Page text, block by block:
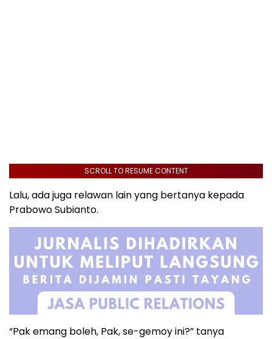
SCROLL TO RESUME CONTENT
Lalu, ada juga relawan lain yang bertanya kepada
Prabowo Subianto.
“Pak emang boleh, Pak, se-gemoy ini?” tanya